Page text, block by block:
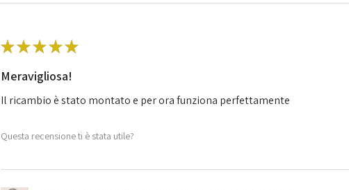
★★★★★
Meravigliosa!
Il ricambio è stato montato e per ora funziona perfettamente
Questa recensione ti è stata utile?